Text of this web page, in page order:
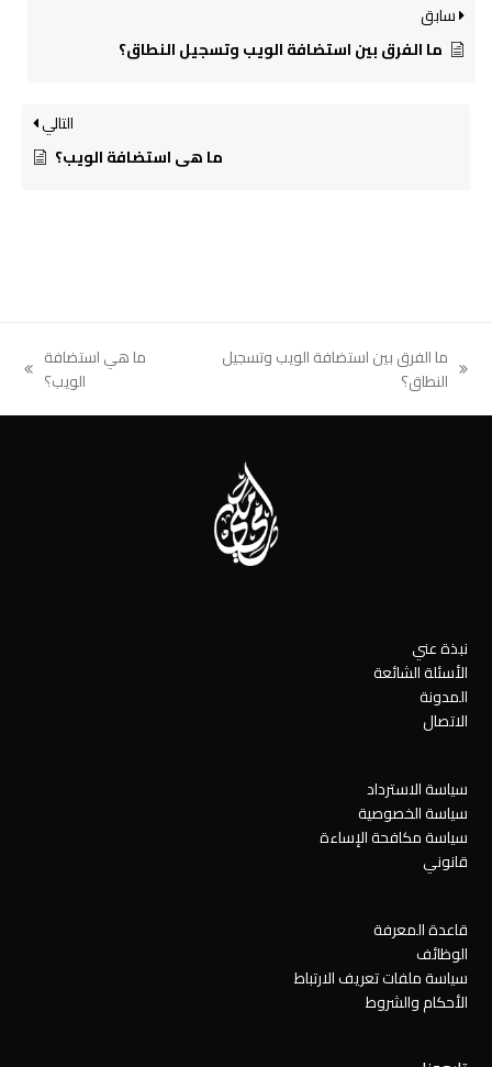
سابق
ما الفرق بين استضافة الويب وتسجيل النطاق؟
التالي
ما هي استضافة الويب؟
previous
ما الفرق بين استضافة الويب وتسجيل
النطاق؟
ما هي استضافة
الويب؟
نبذة عني
الأسئلة الشائعة
المدونة
الاتصال
سياسة الاسترداد
سياسة الخصوصية
سياسة مكافحة الإساءة
قانوني
قاعدة المعرفة
الوظائف
سياسة ملفات تعريف الارتباط
الأحكام والشروط